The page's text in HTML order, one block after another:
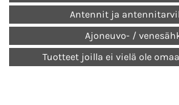
Antennit ja
Ajoneuvo- /
Tuotteet joilla ei vielä ole